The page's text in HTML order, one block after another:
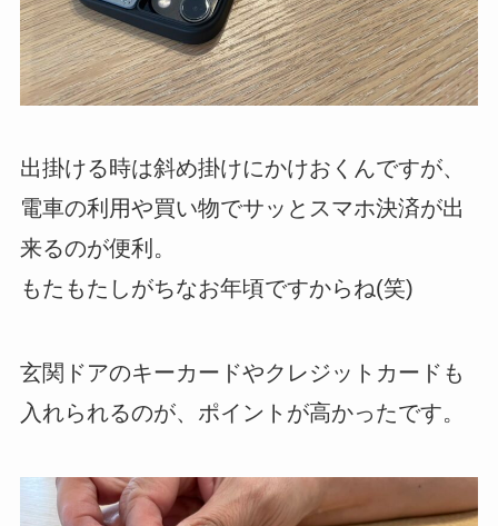
出掛ける時は斜め掛けにかけおくんですが、
電車の利用や買い物でサッとスマホ決済が出
来るのが便利。
もたもたしがちなお年頃ですからね(笑)
玄関ドアのキーカードやクレジットカードも
入れられるのが、ポイントが高かったです。